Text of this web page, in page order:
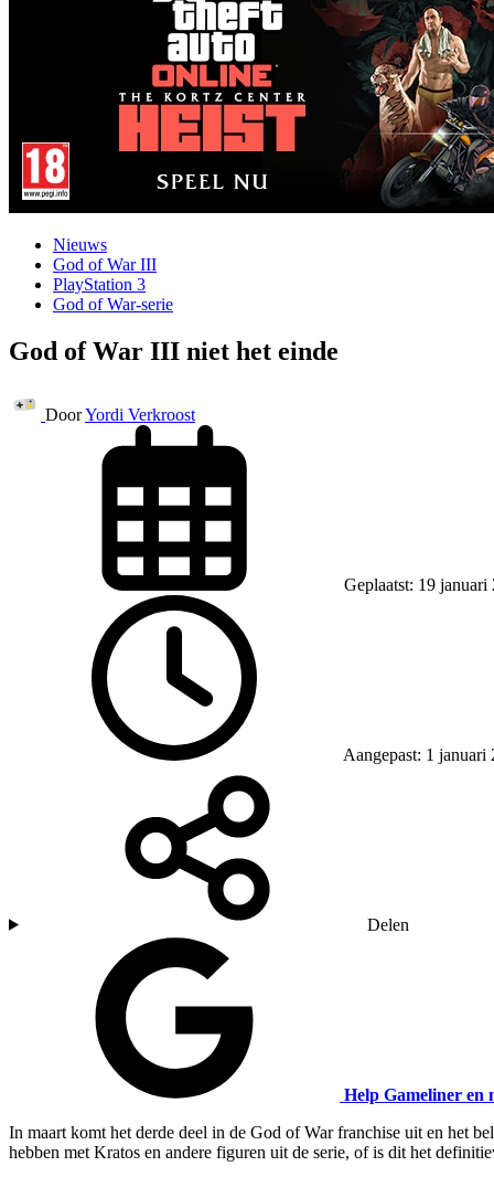
Nieuws
God of War III
PlayStation 3
God of War-serie
God of War III niet het einde
DoorYordi Verkroost
Geplaatst: 19 januari
Aangepast: 1 januari
Delen
Help Gameliner en
In maart komt het derde deel in de God of War franchise uit en het
hebben met Kratos en andere figuren uit de serie, of is dit het